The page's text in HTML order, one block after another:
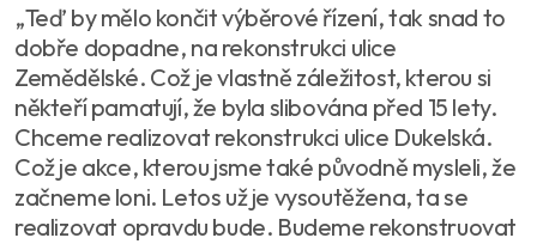
„Teď by mělo končit výběrové řízení, tak snad to
dobře dopadne, na rekonstrukci ulice
Zemědělské. Což je vlastně záležitost, kterou si
někteří pamatují, že byla slibována před 15 lety.
Chceme realizovat rekonstrukci ulice Dukelská.
Což je akce, kterou jsme také původně mysleli, že
začneme loni. Letos už je vysoutěžena, ta se
realizovat opravdu bude. Budeme rekonstruovat